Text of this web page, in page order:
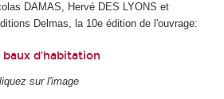
DAMAS, Hervé DES LYONS et
Delmas, la 10e édition de l'ouvrage:
d'habitation
sur l'image